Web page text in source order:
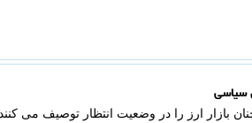
سیاسی
بازار ارز را در وضعیت انتظار توصیف می کنند